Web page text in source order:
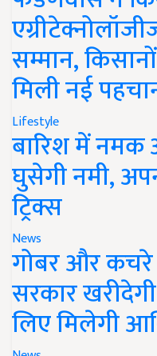
सम्मान,
मिली नई
Lifestyle
बारिश में नमक
घुसेगी नमी,
ट्रिक्स
News
गोबर और कचरे
सरकार
लिए मिलेगी